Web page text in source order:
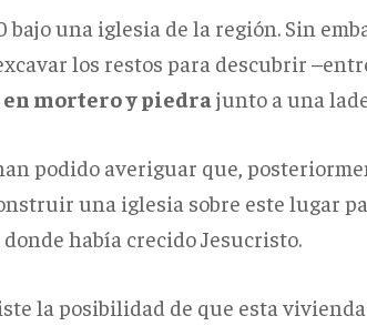
una iglesia de la región. Sin
los restos para descubrir
mortero y piedra junto a una
podido averiguar que,
una iglesia sobre este lugar
había crecido Jesucristo.
la posibilidad de que esta vivienda